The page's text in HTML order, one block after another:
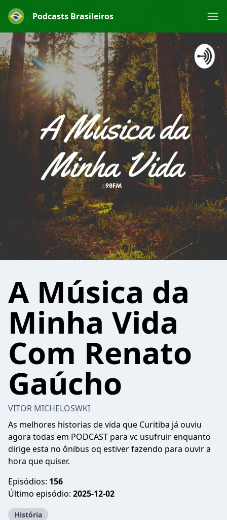
Podcasts Brasileiros
A Música da
Minha Vida
Com Renato
Gaúcho
VITOR MICHELOSWKI
As melhores historias de vida que Curitiba já ouviu
agora todas em PODCAST para vc usufruir enquanto
dirige esta no ônibus oq estiver fazendo para ouvir a
hora que quiser.
Episódios: 156
Último episódio: 2025-12-02
História